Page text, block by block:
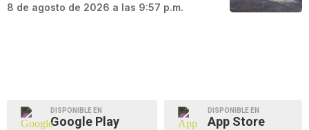
8 de agosto de 2026 a las 9:57 p.m.
DISPONIBLE EN
Google Play
DISPONIBLE EN
App Store